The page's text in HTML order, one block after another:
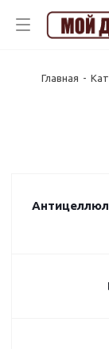
Главная -